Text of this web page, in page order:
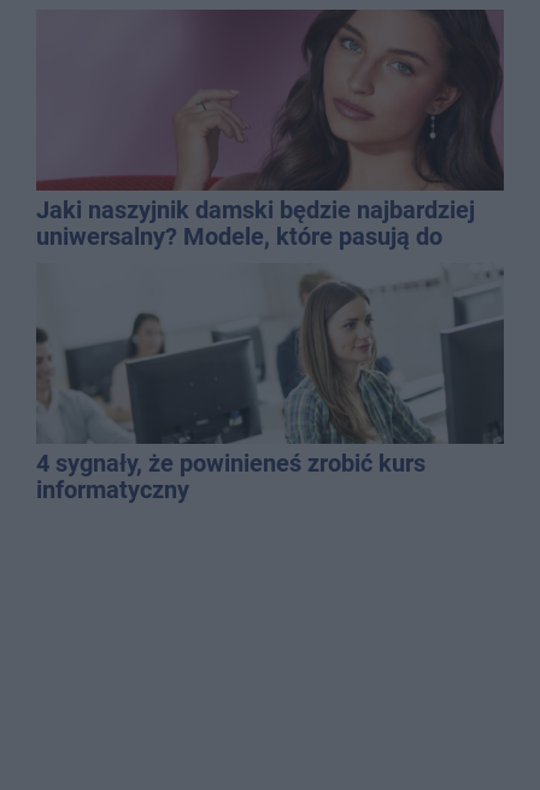
Jaki naszyjnik damski będzie najbardziej
uniwersalny? Modele, które pasują do
4 sygnały, że powinieneś zrobić kurs
informatyczny